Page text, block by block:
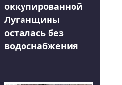
оккупированной
Луганщины
осталась без
водоснабжения